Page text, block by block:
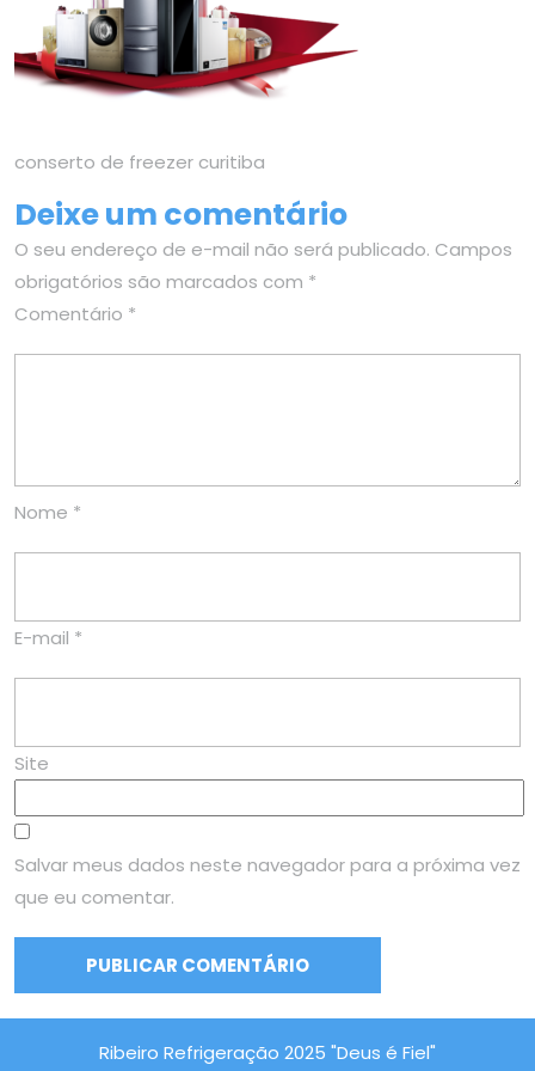
conserto de freezer curitiba
Deixe um comentário
O seu endereço de e-mail não será publicado. Campos
obrigatórios são marcados com *
Comentário *
Nome *
E-mail *
Site
Salvar meus dados neste navegador para a próxima vez
que eu comentar.
Ribeiro Refrigeração 2025 "Deus é Fiel"